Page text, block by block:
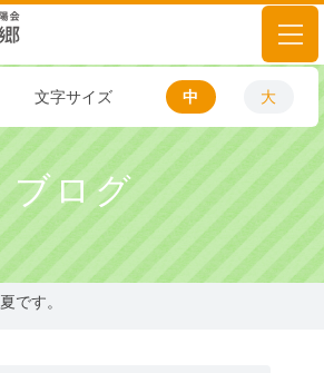
文字サイズ 中 大
ブログ
夏です。